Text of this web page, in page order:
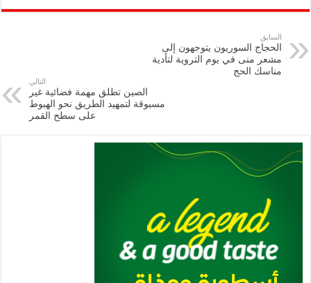
p
y
Li
n
eb
k
tt
nt
at
A
p
gr
ai
ar
السابق
الحجاج السوريون يتوجهون إلى
مشعر منى في يوم التروية لتأدية
مناسك الحج
التالي
الصين تطلق مهمة فضائية غير
مسبوقة لتمهيد الطريق نحو الهبوط
على سطح القمر